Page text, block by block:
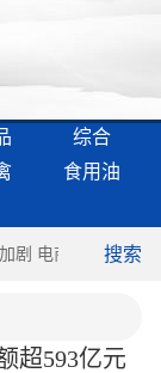
综合
食用油
剧 电商领域构建第
搜索
超593亿元